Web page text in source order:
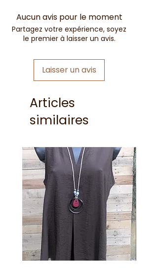
Aucun avis pour le moment
Partagez votre expérience, soyez
le premier à laisser un avis.
Laisser un avis
Articles
similaires